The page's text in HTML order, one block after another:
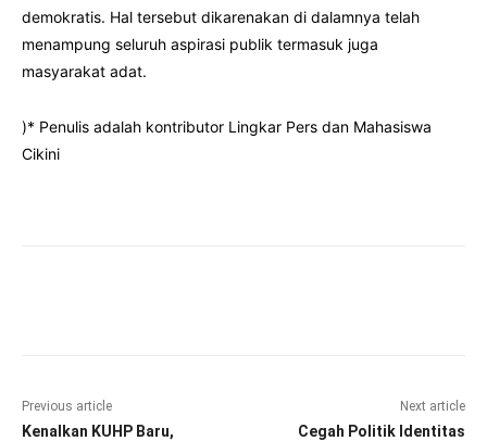
demokratis. Hal tersebut dikarenakan di dalamnya telah
menampung seluruh aspirasi publik termasuk juga
masyarakat adat.
)* Penulis adalah kontributor Lingkar Pers dan Mahasiswa
Cikini
Previous article
Kenalkan KUHP Baru,
Next article
Cegah Politik Identitas